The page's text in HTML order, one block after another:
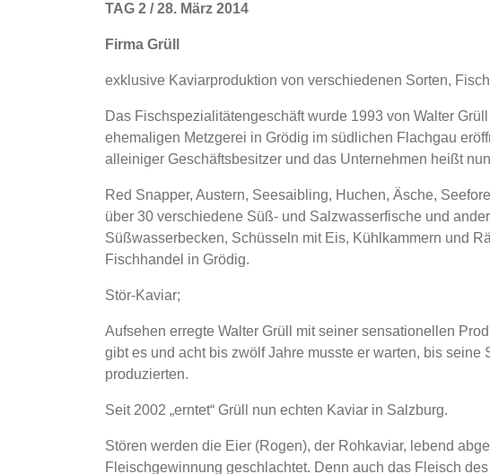
TAG 2 / 28. März 2014
Firma Grüll
exklusive Kaviarproduktion von verschiedenen Sorten,
Das Fischspezialitätengeschäft wurde 1993 von Walter
ehemaligen Metzgerei in Grödig im südlichen Flachgau
alleiniger Geschäftsbesitzer und das Unternehmen heißt
Red Snapper, Austern, Seesaibling, Huchen, Äsche,
über 30 verschiedene Süß- und Salzwasserfische und
Süßwasserbecken, Schüsseln mit Eis, Kühlkammern und
Fischhandel in Grödig.
Stör-Kaviar;
Aufsehen erregte Walter Grüll mit seiner sensationellen
gibt es und acht bis zwölf Jahre musste er warten, bis seine
produzierten.
Seit 2002 „erntet“ Grüll nun echten Kaviar in Salzburg.
Stören werden die Eier (Rogen), der Rohkaviar, lebend
Fleischgewinnung geschlachtet. Denn auch das Fleisch